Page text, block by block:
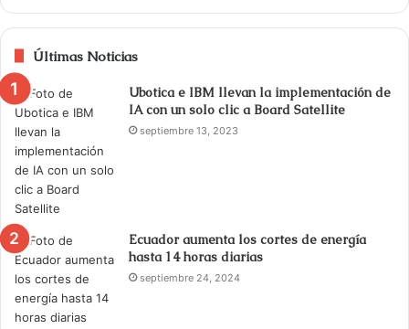
Últimas Noticias
Ubotica e IBM llevan la implementación de
IA con un solo clic a Board Satellite
septiembre 13, 2023
Ecuador aumenta los cortes de energía
hasta 14 horas diarias
septiembre 24, 2024